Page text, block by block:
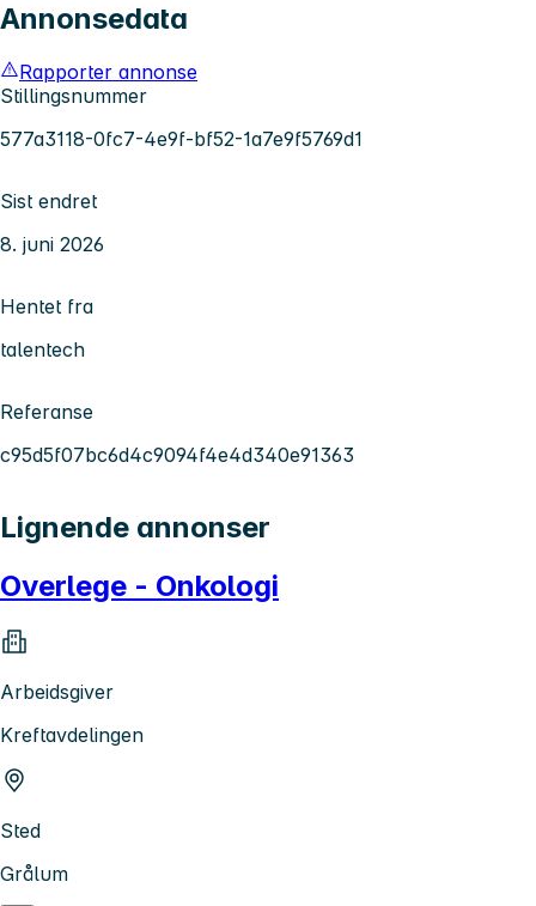
Annonsedata
Rapporter annonse
Stillingsnummer
577a3118-0fc7-4e9f-bf52-1a7e9f5769d1
Sist endret
8. juni 2026
Hentet fra
talentech
Referanse
c95d5f07bc6d4c9094f4e4d340e91363
Lignende annonser
Overlege - Onkologi
Arbeidsgiver
Kreftavdelingen
Sted
Grålum